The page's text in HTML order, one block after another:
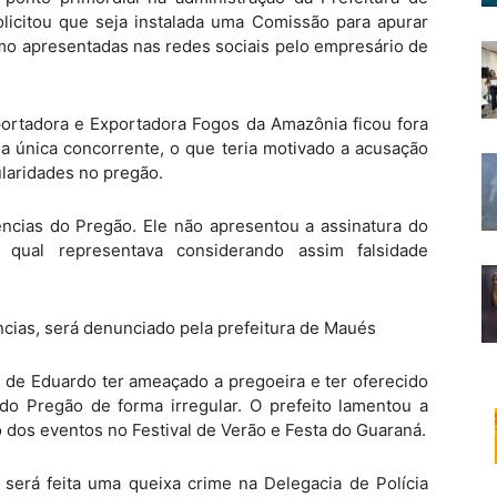
que seja instalada uma Comissão para apurar
apresentadas nas redes sociais pelo empresário de
e Exportadora Fogos da Amazônia ficou fora
única concorrente, o que teria motivado a acusação
no pregão.
do Pregão. Ele não apresentou a assinatura do
representava considerando assim falsidade
será denunciado pela prefeitura de Maués
Eduardo ter ameaçado a pregoeira e ter oferecido
Pregão de forma irregular. O prefeito lamentou a
eventos no Festival de Verão e Festa do Guaraná.
feita uma queixa crime na Delegacia de Polícia